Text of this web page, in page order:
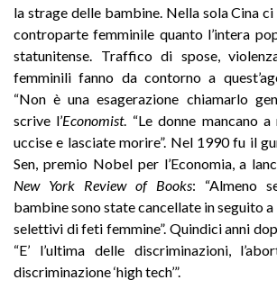
la strage delle bambine. Nella sola Cina
controparte femminile quanto l’intera
statunitense. Traffico di spose,
femminili fanno da contorno a
“Non è una esagerazione chiamarlo
scrive l’Economist. “Le donne mancano
uccise e lasciate morire”. Nel 1990 fu il
Sen, premio Nobel per l’Economia, a
New York Review of Books: “Almeno
bambine sono state cancellate in seguito
selettivi di feti femmine”. Quindici anni
“E’ l’ultima delle discriminazioni,
discriminazione ‘high tech’”.